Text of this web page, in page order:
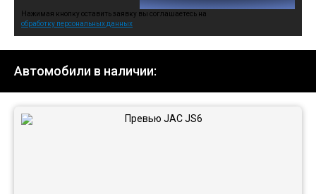
Нажимая кнопку оставить заявку вы соглашаетесь на
обработку персональных данных
Автомобили в наличии: